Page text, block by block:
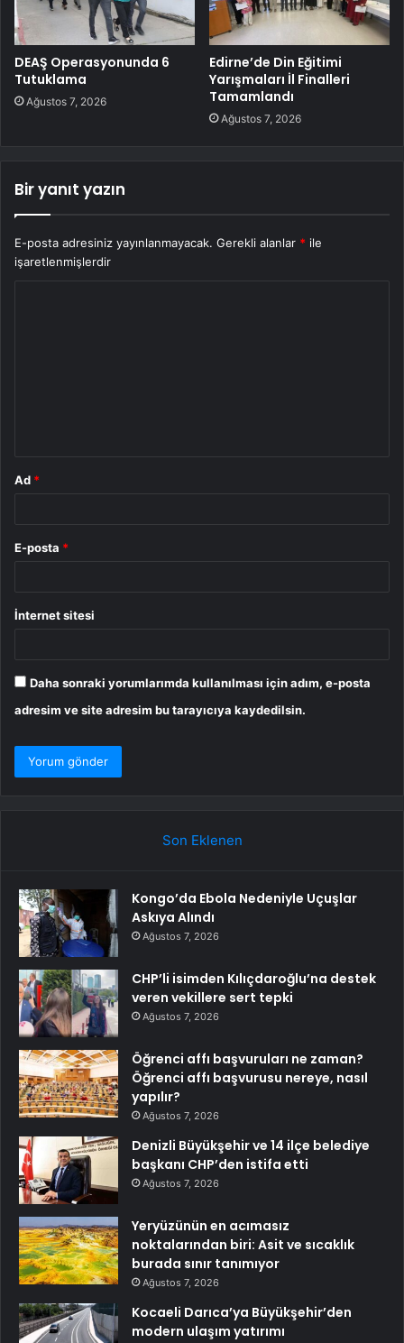
DEAŞ Operasyonunda 6
Tutuklama
Ağustos 7, 2026
Edirne’de Din Eğitimi
Yarışmaları İl Finalleri
Tamamlandı
Ağustos 7, 2026
Bir yanıt yazın
E-posta adresiniz yayınlanmayacak. Gerekli alanlar * ile
işaretlenmişlerdir
Ad *
E-posta *
İnternet sitesi
Daha sonraki yorumlarımda kullanılması için adım, e-posta
adresim ve site adresim bu tarayıcıya kaydedilsin.
Son Eklenen
Kongo’da Ebola Nedeniyle Uçuşlar
Askıya Alındı
Ağustos 7, 2026
CHP’li isimden Kılıçdaroğlu’na destek
veren vekillere sert tepki
Ağustos 7, 2026
Öğrenci affı başvuruları ne zaman?
Öğrenci affı başvurusu nereye, nasıl
yapılır?
Ağustos 7, 2026
Denizli Büyükşehir ve 14 ilçe belediye
başkanı CHP’den istifa etti
Ağustos 7, 2026
Yeryüzünün en acımasız
noktalarından biri: Asit ve sıcaklık
burada sınır tanımıyor
Ağustos 7, 2026
Kocaeli Darıca’ya Büyükşehir’den
modern ulaşım yatırımı